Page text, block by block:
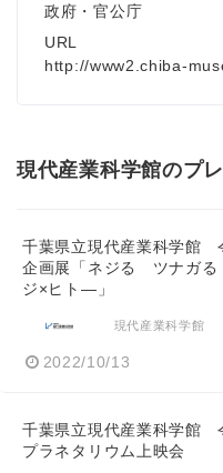
政府・官公庁
URL
http://www2.chiba-
現代産業科学館のプ
千葉県立現代産業科学館
企画展「ネジる ツナガ
ジ×ヒト―」
現代産業科学館
2022/10/13
千葉県立現代産業科学館
プラネタリウム上映会